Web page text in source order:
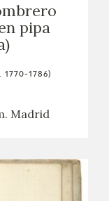
pipa
1770-1786)
Madrid